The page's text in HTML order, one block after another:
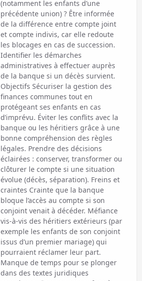
(notamment les enfants d’une
précédente union) ? Être informée
de la différence entre compte joint
et compte indivis, car elle redoute
les blocages en cas de succession.
Identifier les démarches
administratives à effectuer auprès
de la banque si un décès survient.
Objectifs Sécuriser la gestion des
finances communes tout en
protégeant ses enfants en cas
d’imprévu. Éviter les conflits avec la
banque ou les héritiers grâce à une
bonne compréhension des règles
légales. Prendre des décisions
éclairées : conserver, transformer ou
clôturer le compte si une situation
évolue (décès, séparation). Freins et
craintes Crainte que la banque
bloque l’accès au compte si son
conjoint venait à décéder. Méfiance
vis-à-vis des héritiers extérieurs (par
exemple les enfants de son conjoint
issus d’un premier mariage) qui
pourraient réclamer leur part.
Manque de temps pour se plonger
dans des textes juridiques